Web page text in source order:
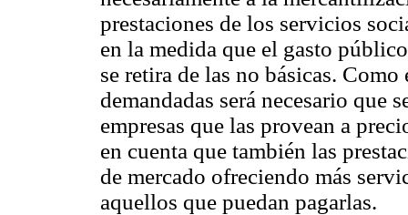
prestaciones de los servicios
en la medida que el gasto
se retira de las no básicas.
demandadas será necesario que
empresas que las provean a
en cuenta que también las
de mercado ofreciendo más
aquellos que puedan pagarlas.